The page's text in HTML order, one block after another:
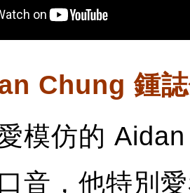
Chung 鍾
模仿的
音，他特別